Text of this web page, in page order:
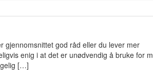
gjennomsnittet god råd eller du lever mer
enig i at det er unødvendig å bruke for
[…]